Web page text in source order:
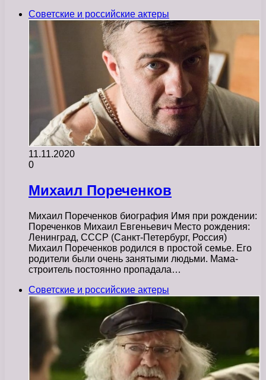
Советские и российские актеры
11.11.2020
0
Михаил Пореченков
Михаил Пореченков биография Имя при рождении:
Пореченков Михаил Евгеньевич Место рождения:
Ленинград, СССР (Санкт-Петербург, Россия)
Михаил Пореченков родился в простой семье. Его
родители были очень занятыми людьми. Мама-
строитель постоянно пропадала…
Советские и российские актеры